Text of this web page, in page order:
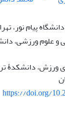
پیام نور،
ورزشی،
ورزش، دانشکدۀ
https://doi.org/